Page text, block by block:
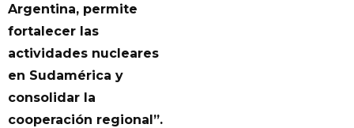
Argentina, permite
fortalecer las
actividades nucleares
en Sudamérica y
consolidar la
cooperación regional”.